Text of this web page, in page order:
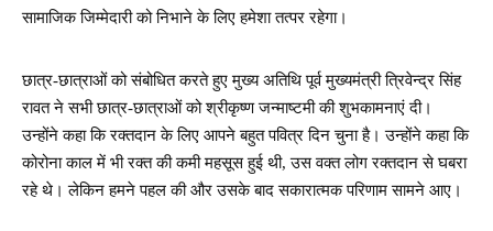
सामाजिक जिम्मेदारी को निभाने के लिए हमेशा तत्पर रहेगा।
छात्र-छात्राओं को संबोधित करते हुए मुख्य अतिथि पूर्व मुख्यमंत्री त्रिवेन्द्र सिंह
रावत ने सभी छात्र-छात्राओं को श्रीकृष्ण जन्माष्टमी की शुभकामनाएं दी।
उन्होंने कहा कि रक्तदान के लिए आपने बहुत पवित्र दिन चुना है। उन्होंने कहा कि
कोरोना काल में भी रक्त की कमी महसूस हुई थी, उस वक्त लोग रक्तदान से घबरा
रहे थे। लेकिन हमने पहल की और उसके बाद सकारात्मक परिणाम सामने आए।